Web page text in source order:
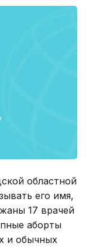
областной
его имя,
17 врачей
аборты
и обычных